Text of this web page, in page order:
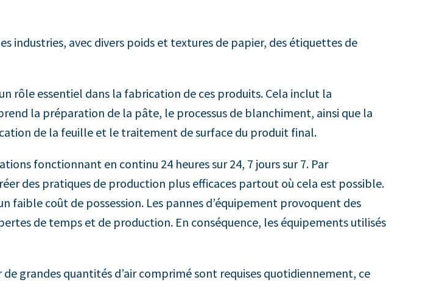
industries, avec divers poids et textures de papier, des étiquettes de
rôle essentiel dans la fabrication de ces produits. Cela inclut la
la préparation de la pâte, le processus de blanchiment, ainsi que la
de la feuille et le traitement de surface du produit final.
fonctionnant en continu 24 heures sur 24, 7 jours sur 7. Par
des pratiques de production plus efficaces partout où cela est possible.
coût de possession. Les pannes d’équipement provoquent des
de temps et de production. En conséquence, les équipements utilisés
grandes quantités d’air comprimé sont requises quotidiennement, ce